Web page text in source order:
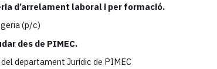
d’arrelament laboral i per formació.
(p/c)
des de PIMEC.
del departament Jurídic de PIMEC